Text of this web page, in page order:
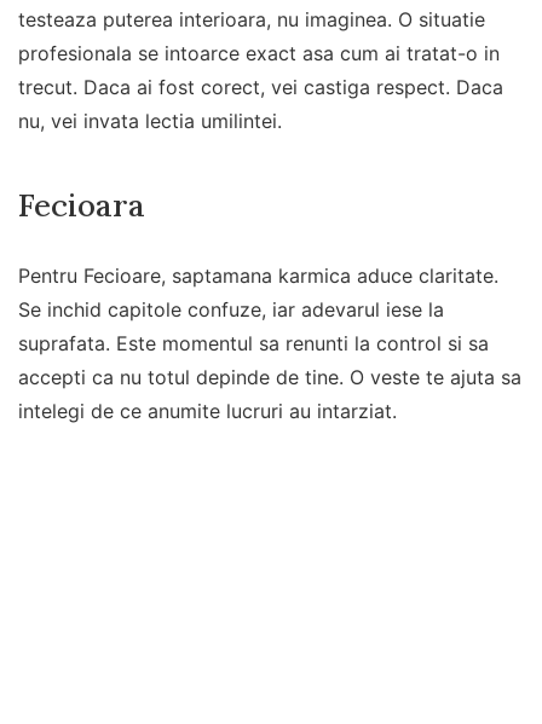
testeaza puterea interioara, nu imaginea. O situatie
profesionala se intoarce exact asa cum ai tratat-o in
trecut. Daca ai fost corect, vei castiga respect. Daca
nu, vei invata lectia umilintei.
Fecioara
Pentru Fecioare, saptamana karmica aduce claritate.
Se inchid capitole confuze, iar adevarul iese la
suprafata. Este momentul sa renunti la control si sa
accepti ca nu totul depinde de tine. O veste te ajuta sa
intelegi de ce anumite lucruri au intarziat.